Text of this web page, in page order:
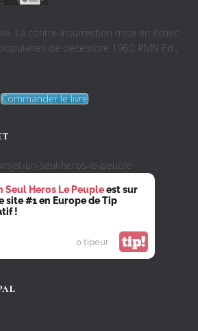
La contre-insurrection mise en échec
de décembre 1960, PMN Ed.,
Commander le livre
un-seul-heros-le-peuple
Seul Heros Le Peupleest sur
site #1 en Europe de Tip
!
0 tipeur tip!